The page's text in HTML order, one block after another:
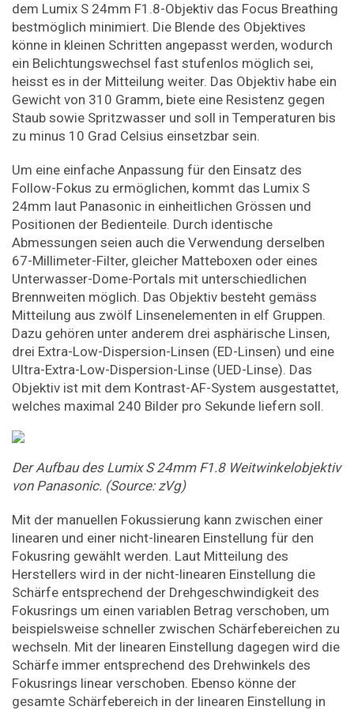
dem Lumix S 24mm F1.8-Objektiv das Focus Breathing
bestmöglich minimiert. Die Blende des Objektives
könne in kleinen Schritten angepasst werden, wodurch
ein Belichtungswechsel fast stufenlos möglich sei,
heisst es in der Mitteilung weiter. Das Objektiv habe ein
Gewicht von 310 Gramm, biete eine Resistenz gegen
Staub sowie Spritzwasser und soll in Temperaturen bis
zu minus 10 Grad Celsius einsetzbar sein.
Um eine einfache Anpassung für den Einsatz des
Follow-Fokus zu ermöglichen, kommt das Lumix S
24mm laut Panasonic in einheitlichen Grössen und
Positionen der Bedienteile. Durch identische
Abmessungen seien auch die Verwendung derselben
67-Millimeter-Filter, gleicher Matteboxen oder eines
Unterwasser-Dome-Portals mit unterschiedlichen
Brennweiten möglich. Das Objektiv besteht gemäss
Mitteilung aus zwölf Linsenelementen in elf Gruppen.
Dazu gehören unter anderem drei asphärische Linsen,
drei Extra-Low-Dispersion-Linsen (ED-Linsen) und eine
Ultra-Extra-Low-Dispersion-Linse (UED-Linse). Das
Objektiv ist mit dem Kontrast-AF-System ausgestattet,
welches maximal 240 Bilder pro Sekunde liefern soll.
Der Aufbau des Lumix S 24mm F1.8 Weitwinkelobjektiv
von Panasonic. (Source: zVg)
Mit der manuellen Fokussierung kann zwischen einer
linearen und einer nicht-linearen Einstellung für den
Fokusring gewählt werden. Laut Mitteilung des
Herstellers wird in der nicht-linearen Einstellung die
Schärfe entsprechend der Drehgeschwindigkeit des
Fokusrings um einen variablen Betrag verschoben, um
beispielsweise schneller zwischen Schärfebereichen zu
wechseln. Mit der linearen Einstellung dagegen wird die
Schärfe immer entsprechend des Drehwinkels des
Fokusrings linear verschoben. Ebenso könne der
gesamte Schärfebereich in der linearen Einstellung in